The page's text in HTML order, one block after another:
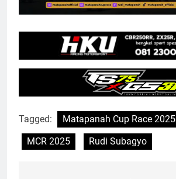
Tagged:
Matapanah Cup Race 2025
MCR 2025
Rudi Subagyo